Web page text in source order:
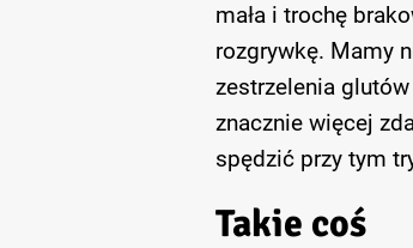
mała i trochę
rozgrywkę. Mamy
zestrzelenia
znacznie więcej
spędzić przy tym
Takie coś